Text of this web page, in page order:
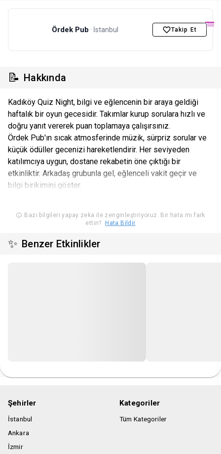
Ördek Pub · İstanbul Takip Et
📝 Hakkında
Kadıköy Quiz Night, bilgi ve eğlencenin bir araya geldiği
haftalık bir oyun gecesidir. Takımlar kurup sorulara hızlı ve
doğru yanıt vererek puan toplamaya çalışırsınız.
Ördek Pub'ın sıcak atmosferinde müzik, sürpriz sorular ve
küçük ödüller gecenizi hareketlendirir. Her seviyeden
katılımcıya uygun, dostane rekabetin öne çıktığı bir
etkinliktir. Arkadaş grubunla gel, eğlenceli vakit geçir ve
bilgi birikimini göster.
Bazı bilgileri yapay zeka ile zenginleştiriyoruz. Bir hata mı fark
ettin?
Hata Bildir
✨ Benzer Etkinlikler
Şehirler
İstanbul
Ankara
İzmir
Kategoriler
Tüm Kategoriler